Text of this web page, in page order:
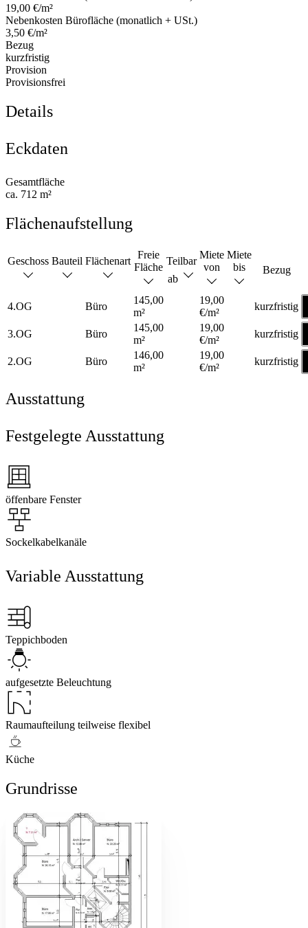
19,00 €/m²
Nebenkosten Bürofläche (monatlich + USt.)
3,50 €/m²
Bezug
kurzfristig
Provision
Provisionsfrei
Details
Eckdaten
Gesamtfläche
ca. 712 m²
Flächenaufstellung
Geschoss Bauteil Flächenart
Freie
Fläche
Teilbar
ab
Miete
von
Miete
bis
Bezug
4.OG Büro
145,00
m²
19,00
€/m²
kurzfristig
3.OG Büro
145,00
m²
19,00
€/m²
kurzfristig
2.OG Büro
146,00
m²
19,00
€/m²
kurzfristig
Ausstattung
Festgelegte Ausstattung
öffenbare Fenster
Sockelkabelkanäle
Variable Ausstattung
Teppichboden
aufgesetzte Beleuchtung
Raumaufteilung teilweise flexibel
Küche
Grundrisse